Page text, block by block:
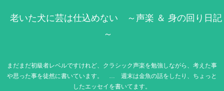
老いた犬に芸は仕込めない ～声楽 ＆ 身の回り日記
～
まだまだ初級者レベルですけれど、クラシック声楽を勉強しながら、考えた事
や思った事を徒然に書いています。 … 週末は金魚の話をしたり、ちょっと
したエッセイを書いてます。